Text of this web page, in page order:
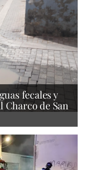
fecales y
Charco de San